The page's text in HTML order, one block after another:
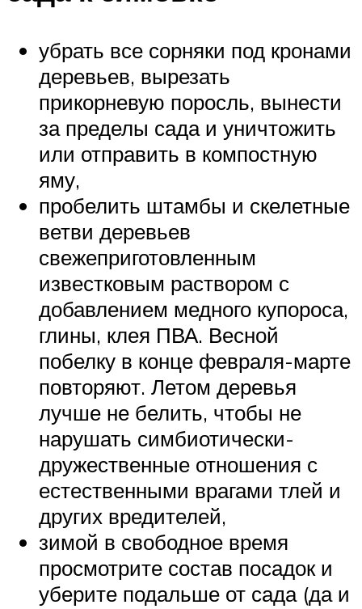
убрать все сорняки под кронами
деревьев, вырезать
прикорневую поросль, вынести
за пределы сада и уничтожить
или отправить в компостную
яму,
пробелить штамбы и скелетные
ветви деревьев
свежеприготовленным
известковым раствором с
добавлением медного купороса,
глины, клея ПВА. Весной
побелку в конце февраля-марте
повторяют. Летом деревья
лучше не белить, чтобы не
нарушать симбиотически-
дружественные отношения с
естественными врагами тлей и
других вредителей,
зимой в свободное время
просмотрите состав посадок и
уберите подальше от сада (да и